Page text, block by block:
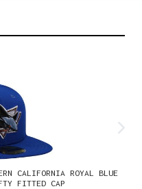
CALIFORNIA ROYAL BLUE
FITTED CAP